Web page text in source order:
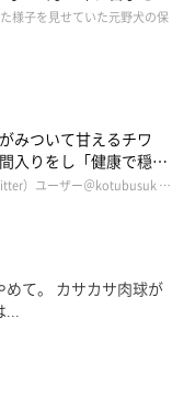
成長！
様子を見せていた元野犬の保
みついて甘えるチワ
入りをし「健康で穏や
てほしい」と願う
）ユーザー＠kotubusuk …
めて。 カサカサ肉球が